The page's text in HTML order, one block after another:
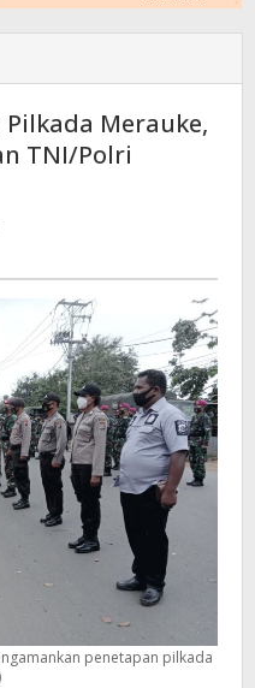
Merauke,
TNI/Polri
penetapan pilkada